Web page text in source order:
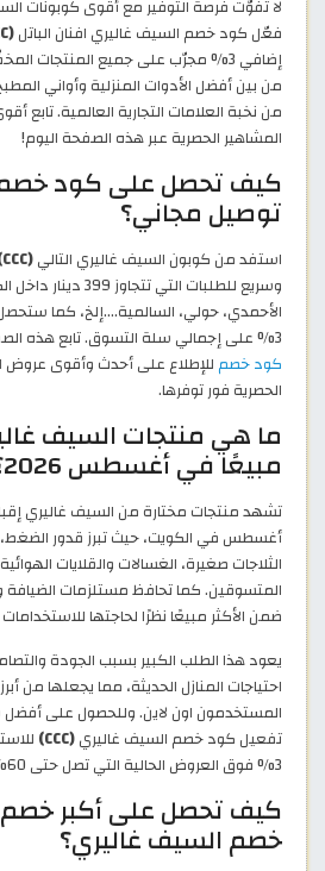
لا تفوّت فرصة التوفير مع أقوى كوبونات
فعّل كود خصم السيف غاليري افنان الباتل(CCC)
إضافي 3% مجرّب على جميع المنتجات
من بين أفضل الأدوات المنزلية وأواني
من نخبة العلامات التجارية العالمية.
المشاهير الحصرية عبر هذه الصفحة اليوم!
كيف تحصل على كود خصم
توصيل مجاني؟
استفد من كوبون السيف غاليري التالي(CCC)
وسريع للطلبات التي
الأحمدي، حولي، السالمية....إلخ، كما
3% على إجمالي سلة التسوق. تابع هذه الصفحة باستمرار عبر
كود خصم للإطلاع على أحدث وأقوى
الحصرية فور توفرها.
ما هي منتجات السيف
مبيعًا في أغسطس 2026؟
أغسطس في الكويت، حيث تبرز قدور الضغط،
الثلاجات صغيرة، الغسالات والقلايات
المتسوقين. كما تحافظ مستلزمات
ضمن الأكثر مبيعًا نظرًا لحاجتها
يعود هذا الطلب الكبير بسبب الجودة
احتياجات المنازل الحديثة، مما يجعلها من
المستخدمون اون لاين. وللحصول على
تفعيل كود خصم السيف غاليري(CCC)
3% فوق العروض الحالية التي تصل حتى 60%!
كيف تحصل على أكبر
خصم السيف غاليري؟